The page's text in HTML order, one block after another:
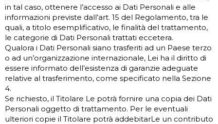
in tal caso, ottenere l’accesso ai Dati Personali e alle
informazioni previste dall’art. 15 del Regolamento, tra le
quali, a titolo esemplificativo, le finalità del trattamento,
le categorie di Dati Personali trattati eccetera.
Qualora i Dati Personali siano trasferiti ad un Paese terzo
o ad un’organizzazione internazionale, Lei ha il diritto di
essere informato dell’esistenza di garanzie adeguate
relative al trasferimento, come specificato nella Sezione
4.
Se richiesto, il Titolare Le potrà fornire una copia dei Dati
Personali oggetto di trattamento. Per le eventuali
ulteriori copie il Titolare potrà addebitarLe un contributo